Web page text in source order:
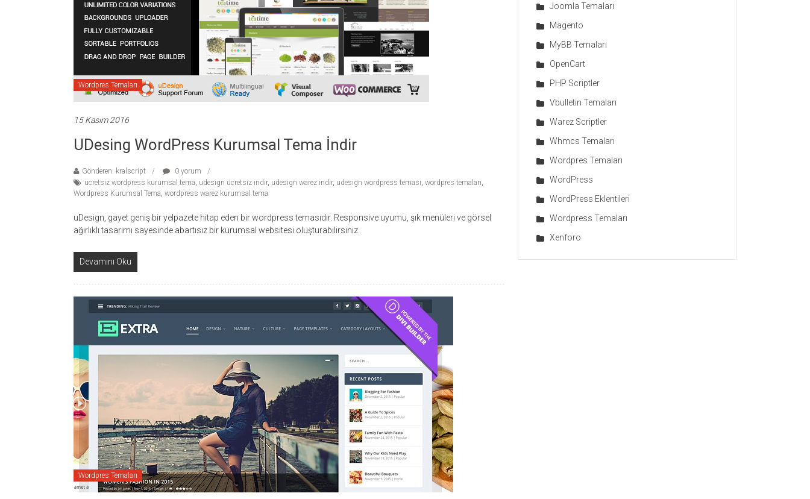
temaları,
theme
download
sitesi.
Wordpres Temaları
15 Kasım 2016
UDesing WordPress Kurumsal Tema İndir
Gönderen: kralscript
0 yorum
ücretsiz wordpress kurumsal tema, udesign ücretsiz indir, udesign warez indir, udesign wordpress teması, wordpres temaları,
Wordpress Kurumsal Tema, wordpress warez kurumsal tema
uDesign, gayet geniş bir yelpazete hitap eden bir wordpress temasıdır. Responsive uyumu, şık menüleri ve görsel
ağırlıklı tasarımı sayesinde abartısız bir kurumsal websitesi oluşturabilirsiniz.
Devamını Oku
Wordpres Temaları
Joomla Temaları
Magento
MyBB Temaları
OpenCart
PHP Scriptler
Vbulletin Temaları
Warez Scriptler
Whmcs Temaları
Wordpres Temaları
WordPress
WordPress Eklentileri
Wordpress Temaları
Xenforo